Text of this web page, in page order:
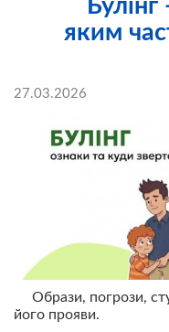
яким
27.03.2026
Образи, погрози,
його прояви.